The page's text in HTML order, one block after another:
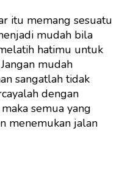
itu memang sesuatu
mudah bila
hatimu untuk
mudah
sangatlah tidak
dengan
semua yang
menemukan jalan